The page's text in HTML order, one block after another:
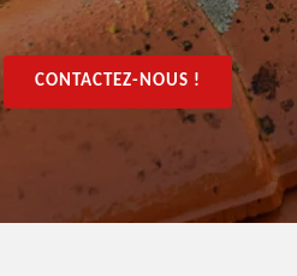
CONTACTEZ-NOUS !